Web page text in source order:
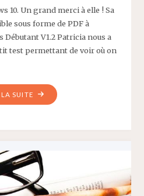
10. Un grand merci à elle ! Sa
sous forme de PDF à
V1.2 Patricia nous a
test permettant de voir où on
SUITE "CR
25
NOVEMBRE
2018"